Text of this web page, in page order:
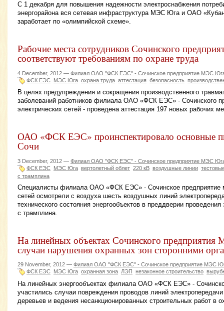
С 1 декабря для повышения надежности электроснабжения
энергорайона вся сетевая инфраструктура МЭС Юга и ОАО
заработает по «олимпийской схеме».
Рабочие места сотрудников Сочинского
соответствуют требованиям по охране труда
4 December, 2012 — Филиал ОАО "ФСК ЕЭС" - Сочинское предприятие МЭС
ФСК ЕЭС МЭС Юга охрана труда аттестация безопасность
В целях предупреждения и сокращения производственного
заболеваний работников филиала ОАО «ФСК ЕЭС» - Сочинского
электрических сетей - проведена аттестация 197 новых рабочих
ОАО «ФСК ЕЭС» проинспектировало основные
Сочи
3 December, 2012 — Филиал ОАО "ФСК ЕЭС" - Сочинское предприятие МЭС
ФСК ЕЭС МЭС Юга вертолетный облет 220 кВ воздушные линии
с трамплина
Специалисты филиала ОАО «ФСК ЕЭС» - Сочинское предприятие
сетей осмотрели с воздуха шесть воздушных линий
технического состояния энергообъектов в преддверии
с трамплина.
На линейных объектах Сочинского
случаи нарушения охранных зон сторонними
29 November, 2012 — Филиал ОАО "ФСК ЕЭС" - Сочинское предприятие МЭС
ФСК ЕЭС МЭС Юга охранная зона ЛЭП незаконное строительство
На линейных энергообъектах филиала ОАО «ФСК ЕЭС» -
участились случаи повреждения проводов линий
деревьев и ведения несанкционированных строительных работ в